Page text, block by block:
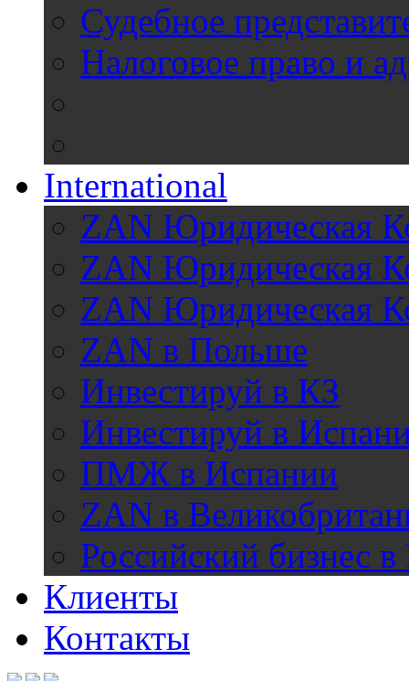
Судебное
Налоговое право и
International
ZAN Юридическая
ZAN Юридическая
ZAN Юридическая
ZAN в Польше
Инвестируй в КЗ
Инвестируй в
ПМЖ в Испании
ZAN в
Российский бизнес
Клиенты
Контакты